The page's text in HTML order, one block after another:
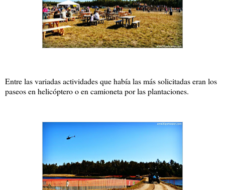
Entre las variadas actividades que había las más solicitadas eran los
paseos en helicóptero o en camioneta por las plantaciones.